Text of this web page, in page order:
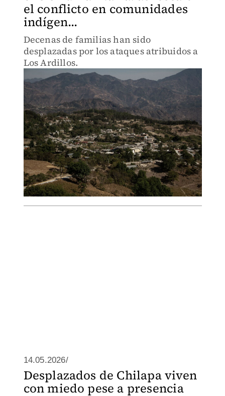
el conflicto en comunidades
indígen...
Decenas de familias han sido
desplazadas por los ataques atribuidos a
Los Ardillos.
14.05.2026/
Desplazados de Chilapa viven
con miedo pese a presencia